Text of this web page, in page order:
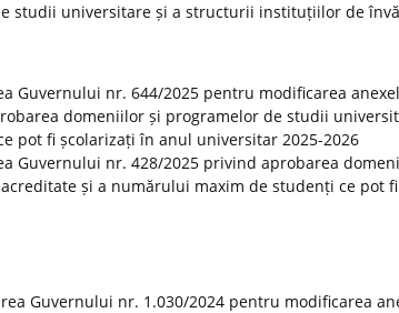
studii universitare și a structurii instituțiilor de
Guvernului nr. 644/2025 pentru modificarea
domeniilor și programelor de studii
pot fi școlarizați în anul universitar 2025-2026
Guvernului nr. 428/2025 privind aprobarea
și a numărului maxim de studenți ce pot
Guvernului nr. 1.030/2024 pentru modificarea